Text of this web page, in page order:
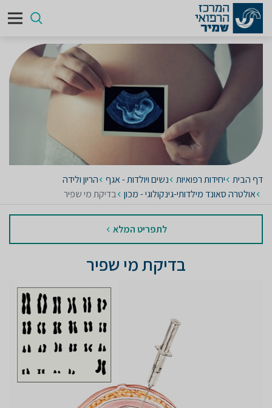
דף הבית יחידות רפואיות נשים ויולדות - אגף
הריון ולידה
אולטרה סאונד מילדותי-גינקולוגי - מכון
בדיקת מי שפיר
לתפריט המלא
בדיקת מי שפיר